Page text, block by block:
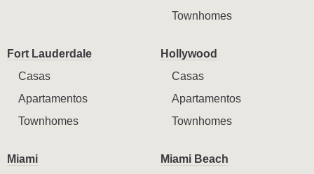
Townhomes
Fort Lauderdale
Casas
Apartamentos
Townhomes
Hollywood
Casas
Apartamentos
Townhomes
Miami
Miami Beach